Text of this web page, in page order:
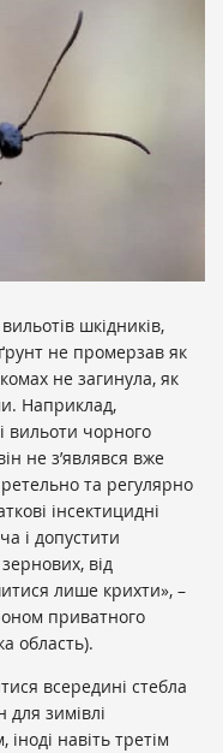
шкідників,
не промерзав як
не загинула, як
Наприклад,
вильоти чорного
не з’являвся вже
та регулярно
інсектицидні
і допустити
від
лише крихти», –
приватного
область).
всередині стебла
зимівлі
навіть третім